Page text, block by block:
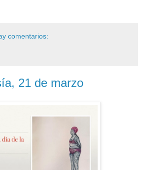
comentarios:
21 de marzo